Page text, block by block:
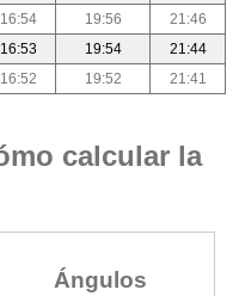
16:54 19:56
21:46
16:53 19:54
21:44
16:52 19:52 21:41
calcular la
Ángulos